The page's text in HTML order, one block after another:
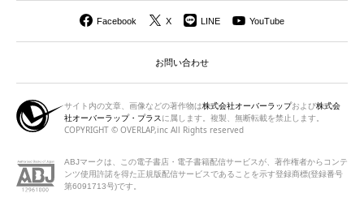
Facebook X LINE YouTube
お問い合わせ
サイト内の文章、画像などの著作物は株式会社オーバーラップおよび株式会
社オーバーラップ・プラス に属します。複製、無断転載を禁止します。
COPYRIGHT © OVERLAP,inc All Rights reserved
ABJマークは、この電子書店・電子書籍配信サービスが、著作権者からコンテ
ンツ使用許諾を得た正規版配信サービスであることを示す登録商標(登録番号
第6091713号)です。